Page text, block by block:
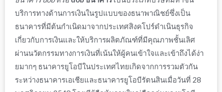
บริการทางด้านการเงินในรูปแบบของธนาพาณิชย์ซึ่งเป็น
ธนาคารที่มีต้นกำเนิดมาจากประเทศสิงคโปร์ดำเนินธุรกิจ
เกี่ยวกับการเงินและให้บริการผลิตภัณฑ์ที่มีคุณภาพชั้นเลิศ
ผ่านนวัตกรรมทางการเงินที่เน้นให้ผู้คนเข้าใจและเข้าถึงได้ง่า
ยมากๆ ธนาคารยูโอบีในประเทศไทยเกิดจากการรวมตัวกัน
ระหว่างธนาคารเอเชียและธนาคารยูโอบีรัตนสินเมื่อวันที่ 28